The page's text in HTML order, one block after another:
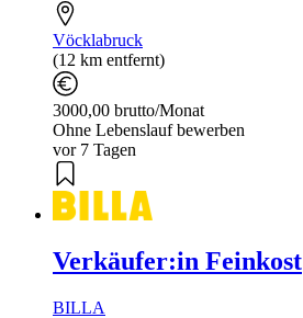
Vöcklabruck
(12 km entfernt)
3000,00 brutto/Monat
Ohne Lebenslauf bewerben
vor 7 Tagen
Verkäufer:in Feinkost
BILLA